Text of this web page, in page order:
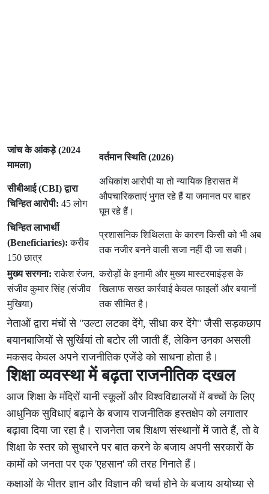
जांच के आंकड़े (2024
मामला)
वर्तमान स्थिति (2026)
सीबीआई (CBI) द्वारा
चिन्हित आरोपी: 45 लोग
अधिकांश आरोपी या तो न्यायिक हिरासत में
औपचारिकताएं भुगत रहे हैं या जमानत पर बाहर
घूम रहे हैं।
चिन्हित लाभार्थी
(Beneficiaries): करीब
150 छात्र
प्रशासनिक शिथिलता के कारण किसी को भी अब
तक नजीर बनने वाली सजा नहीं दी जा सकी।
मुख्य सरगना: राकेश रंजन,
संजीव कुमार सिंह (संजीव
मुखिया)
करोड़ों के इनामी और मुख्य मास्टरमाइंड्स के
खिलाफ सख्त कार्रवाई केवल फाइलों और बयानों
तक सीमित है।
नेताओं द्वारा मंचों से "उल्टा लटका देंगे, सीधा कर देंगे" जैसी सड़कछाप
बयानबाजियों से सुर्खियां तो बटोर ली जाती हैं, लेकिन उनका असली
मकसद केवल अपने राजनीतिक एजेंडे को साधना होता है।
शिक्षा व्यवस्था में बढ़ता राजनीतिक दखल
आज शिक्षा के मंदिरों यानी स्कूलों और विश्वविद्यालयों में बच्चों के लिए
आधुनिक सुविधाएं बढ़ाने के बजाय राजनीतिक हस्तक्षेप को लगातार
बढ़ावा दिया जा रहा है। राजनेता जब शिक्षण संस्थानों में जाते हैं, तो वे
शिक्षा के स्तर को सुधारने पर बात करने के बजाय अपनी सरकारों के
कामों को जनता पर एक 'एहसान' की तरह गिनाते हैं।
कक्षाओं के भीतर ज्ञान और विज्ञान की चर्चा होने के बजाय अयोध्या से